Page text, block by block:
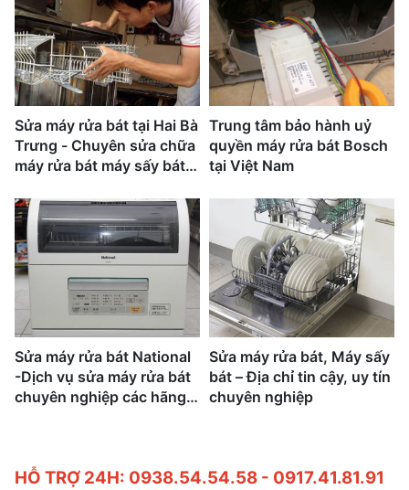
Sửa máy rửa bát tại Hai Bà
Trưng - Chuyên sửa chữa
máy rửa bát máy sấy bát
Bắc - gọi là có
0938.54.54.58
Trung tâm bảo hành uỷ
quyền máy rửa bát Bosch
tại Việt Nam
Sửa máy rửa bát National
-Dịch vụ sửa máy rửa bát
chuyên nghiệp các hãng
Sửa máy rửa bát, Máy sấy
bát – Địa chỉ tin cậy, uy tín
chuyên nghiệp
HỖ TRỢ 24H: 0938.54.54.58 - 0917.41.81.91